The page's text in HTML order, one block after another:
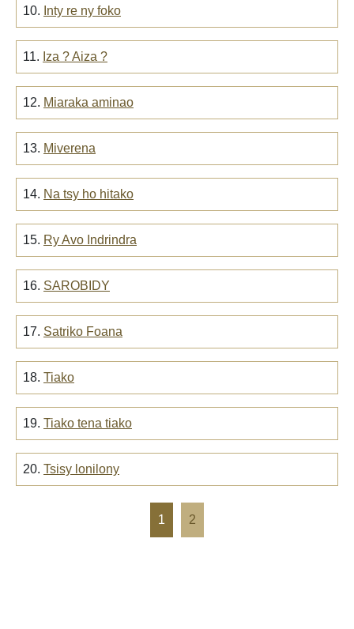
10. Inty re ny foko
11. Iza ? Aiza ?
12. Miaraka aminao
13. Miverena
14. Na tsy ho hitako
15. Ry Avo Indrindra
16. SAROBIDY
17. Satriko Foana
18. Tiako
19. Tiako tena tiako
20. Tsisy lonilony
1 2